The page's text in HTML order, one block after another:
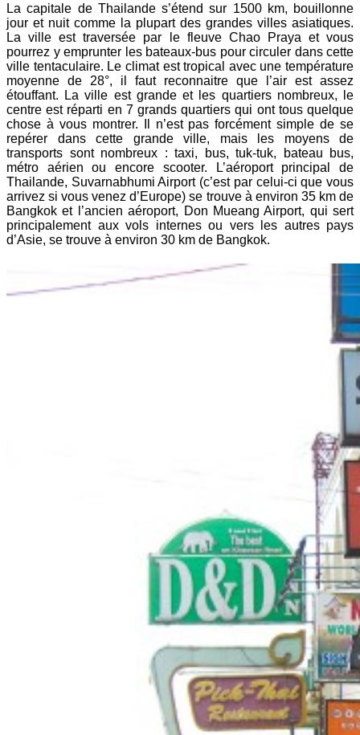
La capitale de Thailande s’étend sur 1500 km, bouillonne
jour et nuit comme la plupart des grandes villes asiatiques.
La ville est traversée par le fleuve Chao Praya et vous
pourrez y emprunter les bateaux-bus pour circuler dans cette
ville tentaculaire. Le climat est tropical avec une température
moyenne de 28°, il faut reconnaitre que l’air est assez
étouffant. La ville est grande et les quartiers nombreux, le
centre est réparti en 7 grands quartiers qui ont tous quelque
chose à vous montrer. Il n’est pas forcément simple de se
repérer dans cette grande ville, mais les moyens de
transports sont nombreux : taxi, bus, tuk-tuk, bateau bus,
métro aérien ou encore scooter. L’aéroport principal de
Thailande, Suvarnabhumi Airport (c’est par celui-ci que vous
arrivez si vous venez d’Europe) se trouve à environ 35 km de
Bangkok et l’ancien aéroport, Don Mueang Airport, qui sert
principalement aux vols internes ou vers les autres pays
d’Asie, se trouve à environ 30 km de Bangkok.